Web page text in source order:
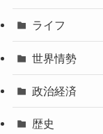
ライフ
世界情勢
政治経済
歴史